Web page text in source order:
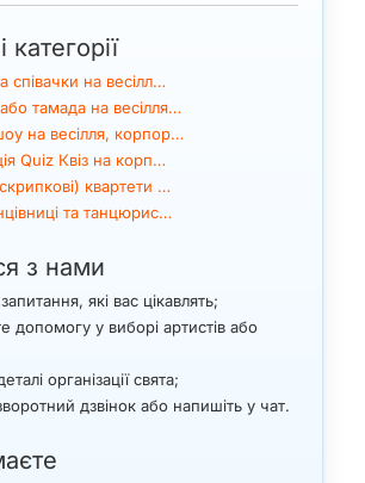
категорії
співачки на весілл…
тамада на весілля…
на весілля, корпор…
Quiz Квіз на корп…
квартети …
та танцюрис…
з нами
які вас цікавлять;
допомогу у виборі артистів або
організації свята;
дзвінок або напишіть у чат.